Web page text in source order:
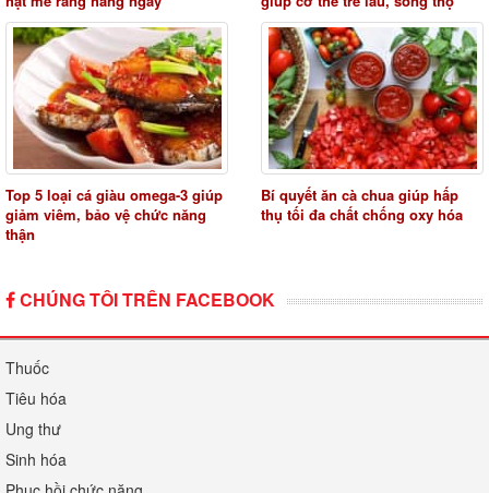
Top 5 loại cá giàu omega-3 giúp
giảm viêm, bảo vệ chức năng
thận
Bí quyết ăn cà chua giúp hấp
thụ tối đa chất chống oxy hóa
CHÚNG TÔI TRÊN FACEBOOK
Thuốc
Tiêu hóa
Ung thư
Sinh hóa